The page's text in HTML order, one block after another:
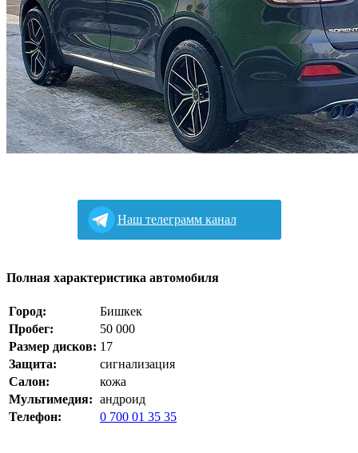
Наш телеграмм канал
Полная характеристика автомобиля
Город:
Бишкек
Пробег:
50 000
Размер дисков: 17
Защита:
сигнализация
Салон:
кожа
Мультимедия: андроид
Телефон:
0 700 01 35 35